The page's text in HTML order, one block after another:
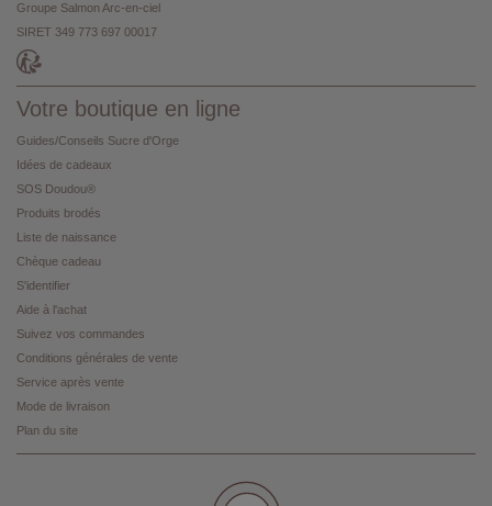
Groupe Salmon Arc-en-ciel
SIRET 349 773 697 00017
Votre boutique en ligne
Guides/Conseils Sucre d'Orge
Idées de cadeaux
SOS Doudou®
Produits brodés
Liste de naissance
Chèque cadeau
S'identifier
Aide à l'achat
Suivez vos commandes
Conditions générales de vente
Service après vente
Mode de livraison
Plan du site